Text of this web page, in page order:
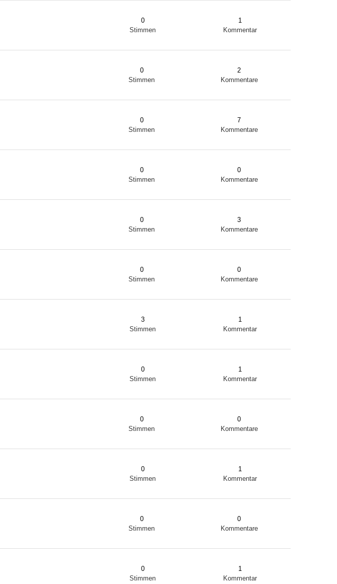
0
Stimmen
1
Kommentar
0
Stimmen
2
Kommentare
0
Stimmen
7
Kommentare
0
Stimmen
0
Kommentare
0
Stimmen
3
Kommentare
0
Stimmen
0
Kommentare
3
Stimmen
1
Kommentar
0
Stimmen
1
Kommentar
0
Stimmen
0
Kommentare
0
Stimmen
1
Kommentar
0
Stimmen
0
Kommentare
0
Stimmen
1
Kommentar